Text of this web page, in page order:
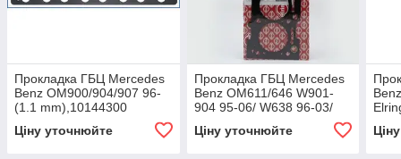
Прокладка ГБЦ Mercedes
Benz OM900/904/907 96-
(1.1 mm),10144300
Ціну уточнюйте
Прокладка ГБЦ Mercedes
Benz OM611/646 W901-
904 95-06/ W638 96-03/
W210/W211 98-08 (1.4
Ціну уточнюйте